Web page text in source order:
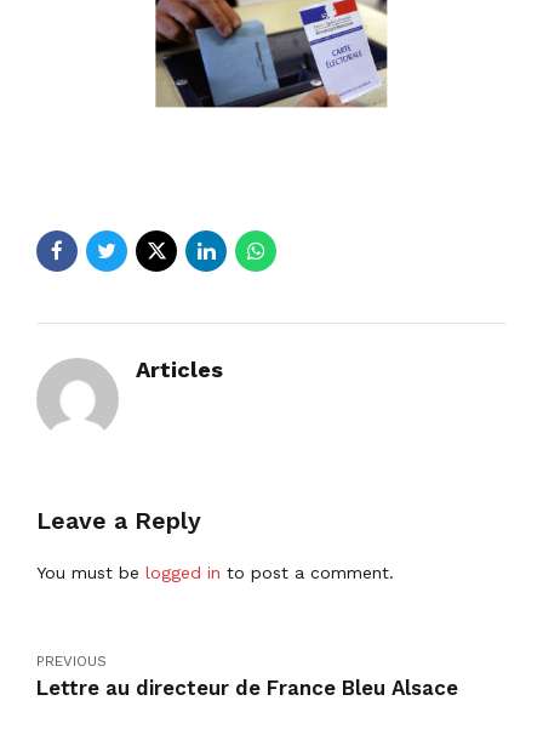
Articles
Leave a Reply
You must be logged in to post a comment.
PREVIOUS
Lettre au directeur de France Bleu Alsace